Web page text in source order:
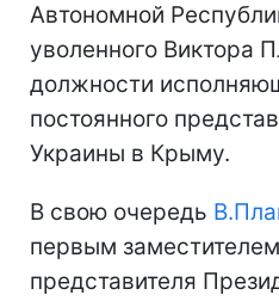
Автономной
уволенного Виктора
должности
постоянного
Украины в Крыму.
В свою очередь
первым
представителя